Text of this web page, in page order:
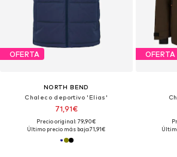
OFERTA
NORTH BEND
Chaleco deportivo 'Elias'
71,91€
Precio original: 79,90€
Último precio más bajo:71,91€
OFERTA